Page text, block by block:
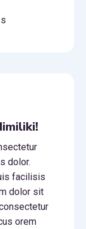
dolor.
facilisis
dolor sit
orem